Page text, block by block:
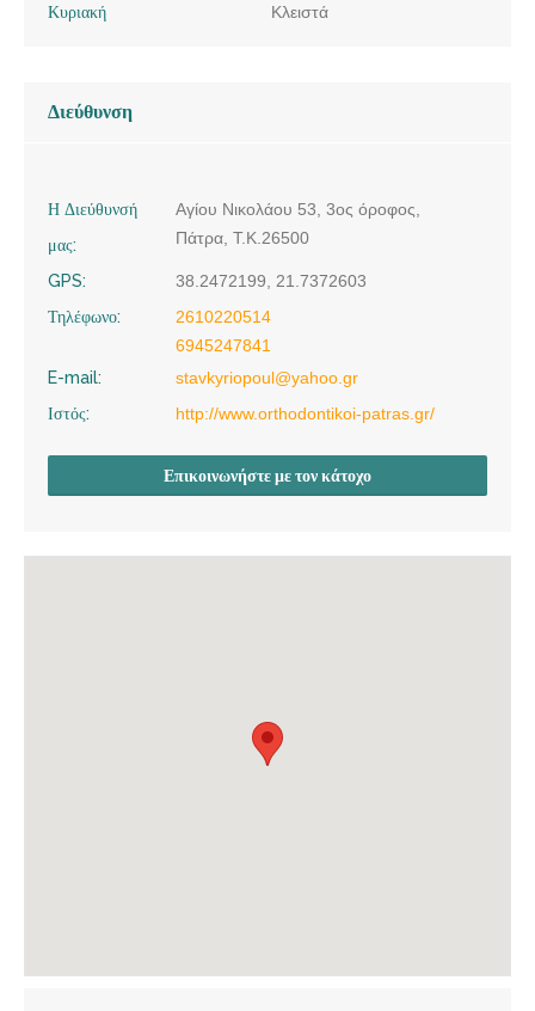
Κυριακή
Κλειστά
Διεύθυνση
Η Διεύθυνσή
μας:
Αγίου Νικολάου 53, 3ος όροφος,
Πάτρα, Τ.Κ.26500
GPS:
38.2472199, 21.7372603
Τηλέφωνο:
2610220514
6945247841
E-mail:
stavkyriopoul@yahoo.gr
Ιστός:
http://www.orthodontikoi-patras.gr/
Επικοινωνήστε με τον κάτοχο